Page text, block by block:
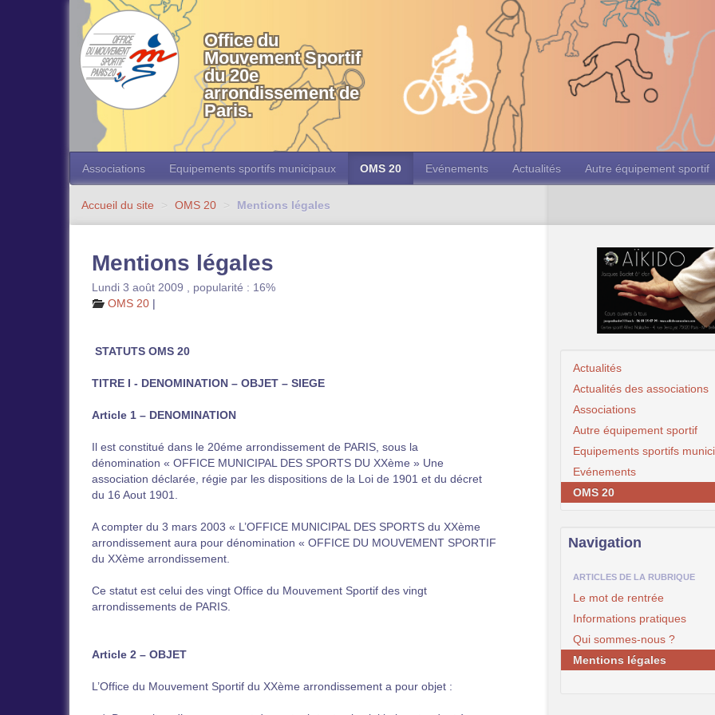
Office du
Mouvement Sportif
du 20e
arrondissement de
Paris.
Associations Equipements sportifs municipaux OMS 20 Evénements Actualités Autre équipement sportif
Accueil du site > OMS 20 > Mentions légales
Mentions légales
Lundi 3 août 2009
popularité : 16%
OMS 20 |
STATUTS OMS 20
TITRE I - DENOMINATION – OBJET – SIEGE
Article 1 – DENOMINATION
Il est constitué dans le 20éme arrondissement de PARIS, sous la
dénomination « OFFICE MUNICIPAL DES SPORTS DU XXème » Une
association déclarée, régie par les dispositions de la Loi de 1901 et du décret
du 16 Aout 1901.
A compter du 3 mars 2003 « L’OFFICE MUNICIPAL DES SPORTS du XXème
arrondissement aura pour dénomination « OFFICE DU MOUVEMENT SPORTIF
du XXème arrondissement.
Ce statut est celui des vingt Office du Mouvement Sportif des vingt
arrondissements de PARIS.
Article 2 – OBJET
L’Office du Mouvement Sportif du XXème arrondissement a pour objet :
Actualités
Actualités des associations
Associations
Autre équipement sportif
Equipements sportifs
Evénements
OMS 20
Navigation
ARTICLES DE LA RUBRIQUE
Le mot de rentrée
Informations pratiques
Qui sommes-nous ?
Mentions légales